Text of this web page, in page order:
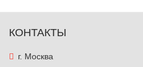
КОНТАКТЫ
г. Москва